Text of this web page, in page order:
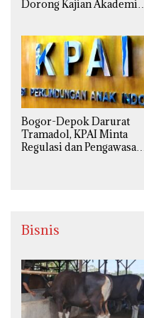
Dorong Kajian Akademik
Agama
Bogor-Depok Darurat
Tramadol, KPAI Minta
Regulasi dan Pengawasan
Bisnis